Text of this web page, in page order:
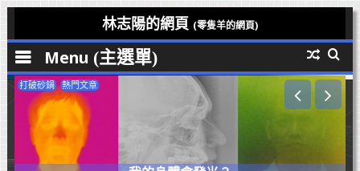
to
content
林志陽的網頁 (零隻羊的網頁)
Menu
打破砂鍋 熱門文章